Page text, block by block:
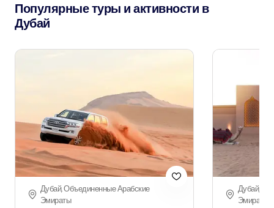
Популярные туры и активности в
Дубай
Дубай, Объединенные Арабские
Эмираты
Дубай,
Эмираты